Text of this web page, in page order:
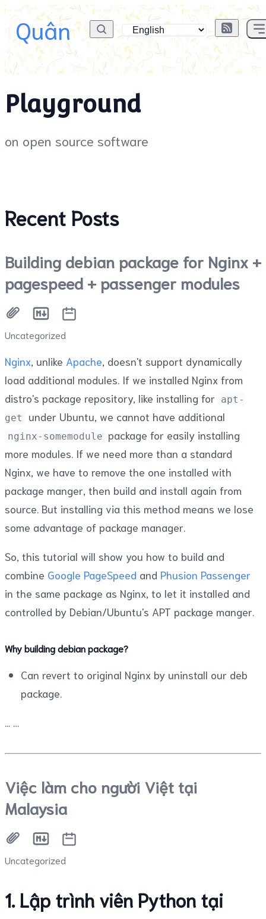
Quân
Playground
on open source software
Recent Posts
Building debian package for Nginx +
pagespeed + passenger modules
Uncategorized
Nginx, unlike Apache, doesn't support dynamically
load additional modules. If we installed Nginx from
distro's package repository, like installing for
apt-
get
under Ubuntu, we cannot have additional
nginx-somemodule package for easily installing
more modules. If we need more than a standard
Nginx, we have to remove the one installed with
package manger, then build and install again from
source. But installing via this method means we lose
some advantage of package manager.
So, this tutorial will show you how to build and
combine Google PageSpeed and Phusion Passenger
in the same package as Nginx, to let it installed and
controlled by Debian/Ubuntu's APT package manger.
Why building debian package?
Can revert to original Nginx by uninstall our deb
package.
...
Việc làm cho người Việt tại
Malaysia
Uncategorized
1. Lập trình viên Python tại